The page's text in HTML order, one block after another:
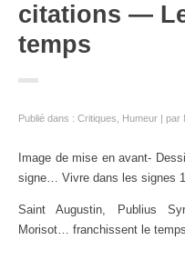
citations —
temps
Publié dans : Critiques Humeur par
Image de mise en avant-
signe… Vivre dans les signes 1.
Saint Augustin, Publius
Morisot… franchissent le